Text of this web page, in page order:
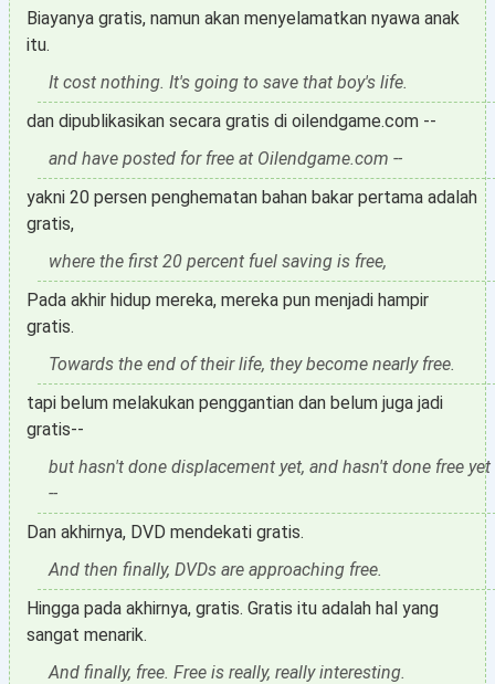
Biayanya gratis, namun akan menyelamatkan nyawa anak
itu.
It cost nothing. It's going to save that boy's life.
dan dipublikasikan secara gratis di oilendgame.com --
and have posted for free at Oilendgame.com --
yakni 20 persen penghematan bahan bakar pertama adalah
gratis,
where the first 20 percent fuel saving is free,
Pada akhir hidup mereka, mereka pun menjadi hampir
gratis.
Towards the end of their life, they become nearly free.
tapi belum melakukan penggantian dan belum juga jadi
gratis--
but hasn't done displacement yet, and hasn't done free yet
--
Dan akhirnya, DVD mendekati gratis.
And then finally, DVDs are approaching free.
Hingga pada akhirnya, gratis. Gratis itu adalah hal yang
sangat menarik.
And finally, free. Free is really, really interesting.